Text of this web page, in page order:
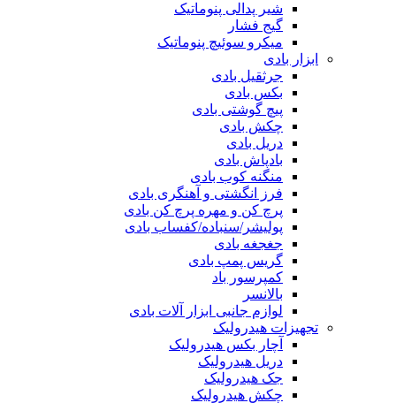
شیر پدالی پنوماتیک
گیج فشار
میکرو سوئیچ پنوماتیک
ابزار بادی
جرثقیل بادی
بکس بادی
پیچ گوشتی بادی
چکش بادی
دریل بادی
بادپاش بادی
منگنه کوب بادی
فرز انگشتی و آهنگری بادی
پرچ کن و مهره پرچ کن بادی
پولیشر/سنباده/کفساب بادی
جغجغه بادی
گریس پمپ بادی
کمپرسور باد
بالانسر
لوازم جانبی ابزار آلات بادی
تجهیزات هیدرولیک
آچار بکس هیدرولیک
دریل هیدرولیک
جک هیدرولیک
چکش هیدرولیک